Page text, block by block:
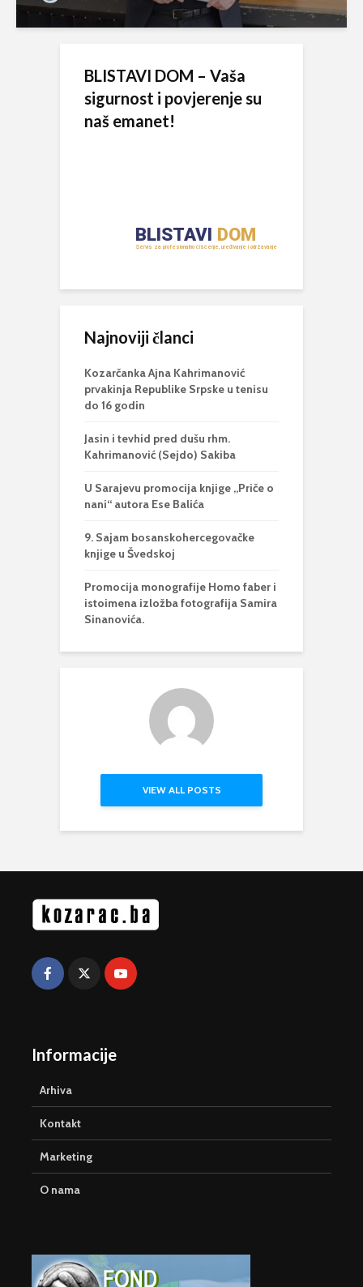
BLISTAVI DOM – Vaša
sigurnost i povjerenje su
naš emanet!
Najnoviji članci
Kozarčanka Ajna Kahrimanović
prvakinja Republike Srpske u tenisu
do 16 godin
Jasin i tevhid pred dušu rhm.
Kahrimanović (Sejdo) Sakiba
U Sarajevu promocija knjige „Priče o
nani“ autora Ese Balića
9. Sajam bosanskohercegovačke
knjige u Švedskoj
Promocija monografije Homo faber i
istoimena izložba fotografija Samira
Sinanovića.
VIEW ALL POSTS
Informacije
Arhiva
Kontakt
Marketing
O nama